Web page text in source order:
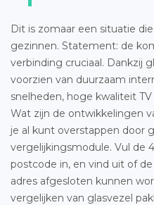
Dit is zomaar een situatie
gezinnen. Statement: de
verbinding cruciaal. Dankzij
voorzien van duurzaam
snelheden, hoge kwaliteit
Wat zijn de ontwikkelingen
je al kunt overstappen door
vergelijkingsmodule. Vul de
postcode in, en vind uit of
adres afgesloten kunnen
vergelijken van glasvezel